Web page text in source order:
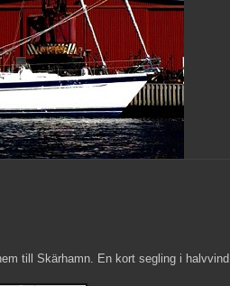
till Skärhamn. En kort segling i halvvind